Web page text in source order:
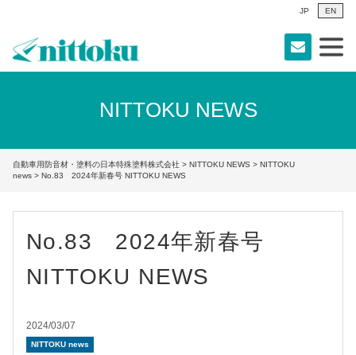
JP EN
NITTOKU NEWS
自動車用防音材・塗料の日本特殊塗料株式会社 > NITTOKU NEWS > NITTOKU
news > No.83 2024年新春号 NITTOKU NEWS
No.83 2024年新春号
NITTOKU NEWS
2024/03/07
NITTOKU news